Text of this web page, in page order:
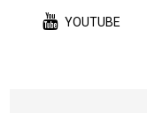
YOUTUBE